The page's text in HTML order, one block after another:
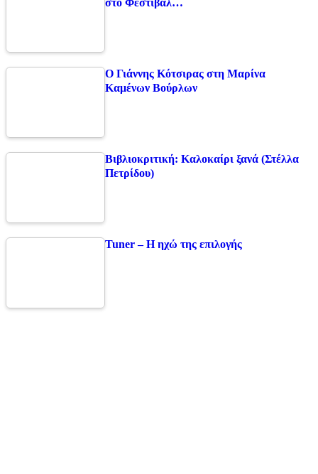
Ο Γιάννης Κότσιρας στη Μαρίνα
Καμένων Βούρλων
Βιβλιοκριτική: Καλοκαίρι ξανά (Στέλλα
Πετρίδου)
Tuner – Η ηχώ της επιλογής